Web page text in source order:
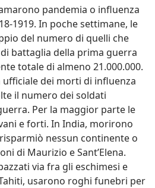
pandemia o influenza
1919. In poche settimane, le
del numero di quelli che
battaglia della prima guerra
totale di almeno 21.000.000.
dei morti di influenza
il numero dei soldati
Per la maggior parte le
e forti. In India, morirono
nessun continente o
di Maurizio e Sant’Elena.
via fra gli eschimesi e
usarono roghi funebri per